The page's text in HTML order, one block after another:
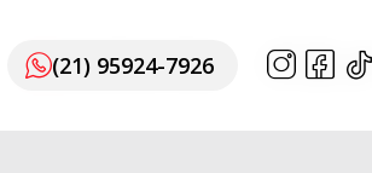
(21) 95924-7926
(21) 95924-7926